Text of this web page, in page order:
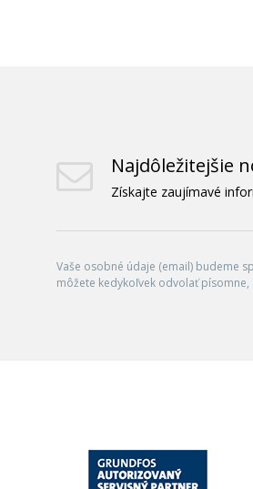
Najdôležitejšie
Získajte zaujímavé
Vaše osobné údaje (email) budeme
môžete kedykoľvek odvolať